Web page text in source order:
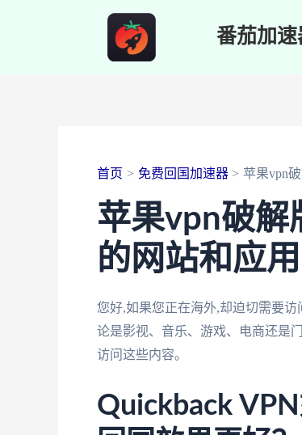
番茄加速
首页 免费回国加速器 苹果vpn
苹果vpn破解
的网站和应用
您好,如果您正在海外,却迫切需要
论是影视、音乐、游戏、电商还是
访问这些内容。
Quickback